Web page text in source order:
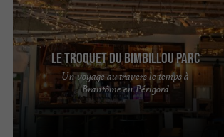
Le Troquet du Bimbillou Parc
Un voyage au travers le temps à
Brantôme en Périgord
🍺 Le Troquet de Bimbillou – Bar, pub et food truck
à Brantôme Découvrez Le Troquet de Bimbillou, la
grande ...